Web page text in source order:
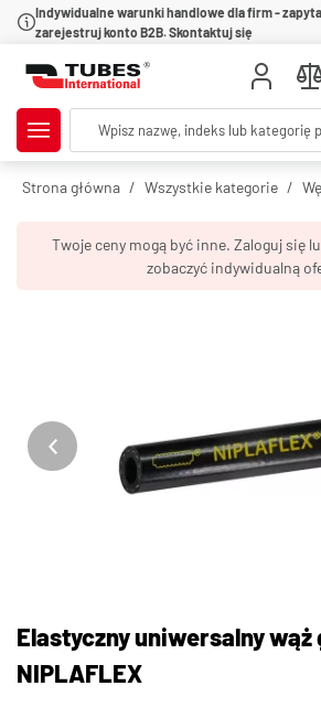
Indywidualne warunki handlowe dla firm -
zarejestruj konto B2B. Skontaktuj się
Strona główna Wszystkie kategorie
Twoje ceny mogą być inne. Zaloguj się
zobaczyć indywidualną
Elastyczny uniwersalny wąż
NIPLAFLEX